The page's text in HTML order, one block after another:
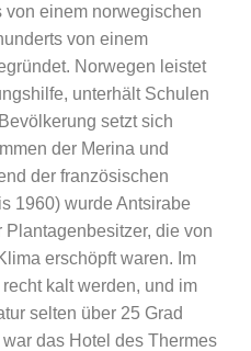
von einem norwegischen
von einem
Norwegen leistet
unterhält Schulen
setzt sich
der Merina und
der französischen
1960) wurde Antsirabe
die von
erschöpft waren. Im
kalt werden, und im
selten über 25 Grad
das Hotel des Thermes